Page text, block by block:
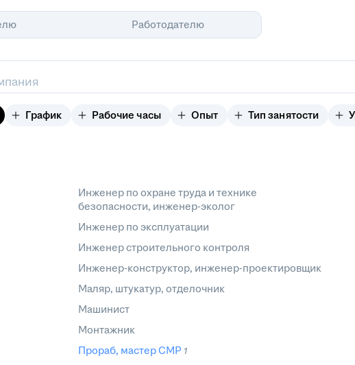
Работодателю
График Рабочие часы Опыт Тип занятости
Инженер по охране труда и технике
безопасности, инженер-эколог
Инженер по эксплуатации
Инженер строительного контроля
Инженер-конструктор, инженер-проектировщик
Маляр, штукатур, отделочник
Машинист
Монтажник
Прораб, мастер СМР 1